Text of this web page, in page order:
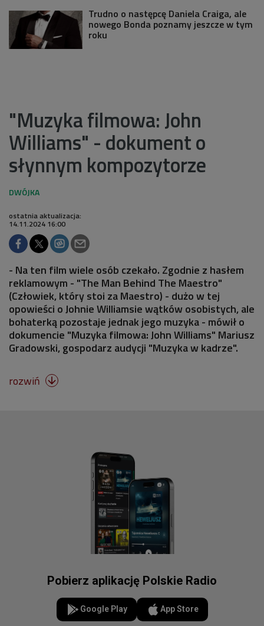
Trudno o następcę Daniela Craiga, ale
nowego Bonda poznamy jeszcze w tym
roku
"Muzyka filmowa: John
Williams" - dokument o
słynnym kompozytorze
ostatnia aktualizacja:
14.11.2024 16:00
- Na ten film wiele osób czekało. Zgodnie z hasłem
reklamowym - "The Man Behind The Maestro"
(Człowiek, który stoi za Maestro) - dużo w tej
opowieści o Johnie Williamsie wątków osobistych, ale
bohaterką pozostaje jednak jego muzyka - mówił o
dokumencie "Muzyka filmowa: John Williams" Mariusz
Gradowski, gospodarz audycji "Muzyka w kadrze".
rozwiń 
Pobierz aplikację Polskie Radio
Google Play App Store